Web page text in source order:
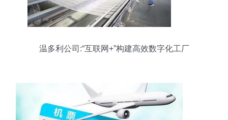
温多利公司:“互联网+”构建高效数字化工厂